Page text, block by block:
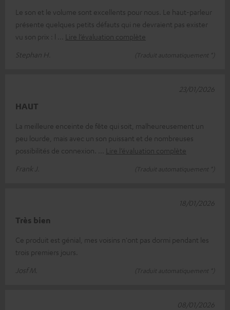
Le son et le volume sont excellents pour nous. Le haut-parleur
présente quelques petits défauts qui ne devraient pas exister
vu son prix : l
Lire l’évaluation complète
Stephan H.
(Traduit automatiquement *)
HAUT
La meilleure enceinte de fête qui soit, malheureusement un
peu lourde, mais avec un son puissant et de nombreuses
possibilités de connexion.
Lire l’évaluation complète
Frank J.
(Traduit automatiquement *)
23/01/2026
Très bien
Ce produit est génial, mes voisins n'ont pas dormi pendant les
trois premiers jours.
Josf M.
(Traduit automatiquement *)
18/01/2026
08/01/2026